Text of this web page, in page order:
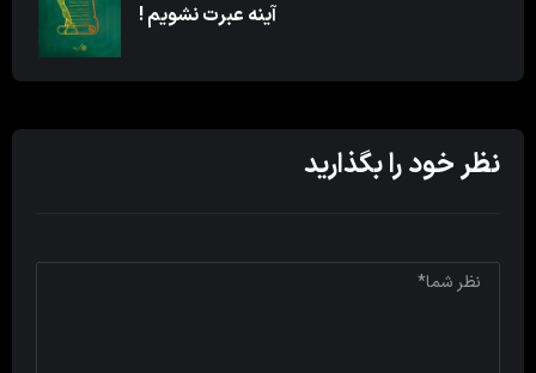
آینه عبرت نشویم !
نظر خود را بگذارید